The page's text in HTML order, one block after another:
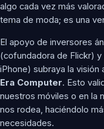
algo cada vez más
tema de moda; es una
El apoyo de inversores
(cofundadora de Flickr)
iPhone) subraya la
Era Computer. Esto
nuestros móviles o en la
nos rodea, haciéndolo
necesidades.